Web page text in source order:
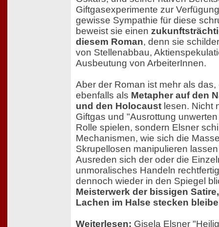
Giftgasexperimente zur
gewisse Sympathie für diese
beweist sie einen
diesem Roman, denn sie
von Stellenabbau,
Ausbeutung von ArbeiterInnen.
Aber der Roman ist mehr als
ebenfalls als Metapher auf den
und den Holocaust lesen. Nicht
Giftgas und "Ausrottung
Rolle spielen, sondern Elsner
Mechanismen, wie sich die
Skrupellosen manipulieren
Ausreden sich der oder die
unmoralisches Handeln
dennoch wieder in den Spiegel
Meisterwerk der bissigen
Lachen im Halse stecken
Weiterlesen: Gisela Elsner